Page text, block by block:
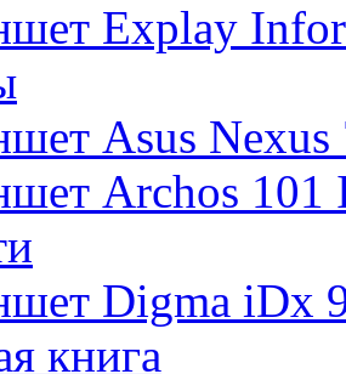
(3)
Explay
Asus Nexus
Archos 101
Digma iDx
книга